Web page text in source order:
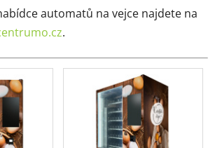
automatů na vejce najdete na
.cz.